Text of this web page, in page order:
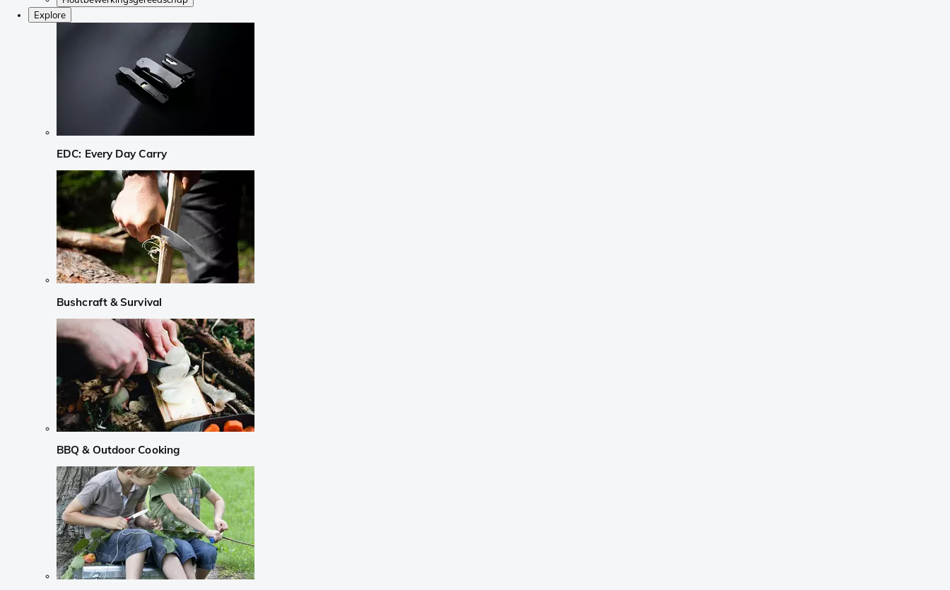
Explore
EDC: Every Day Carry
Bushcraft & Survival
BBQ & Outdoor Cooking